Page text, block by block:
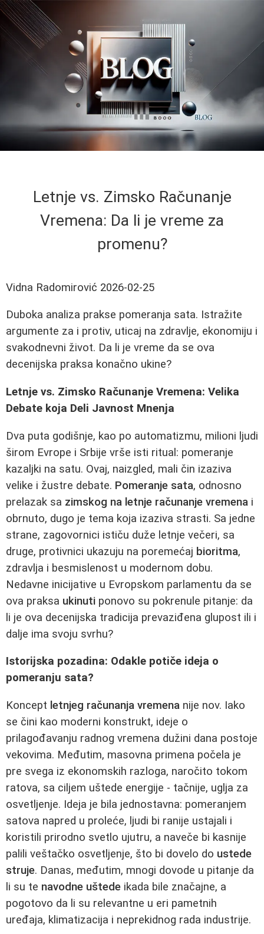
Letnje vs. Zimsko Računanje
Vremena: Da li je vreme za
promenu?
Vidna Radomirović 2026-02-25
Duboka analiza prakse pomeranja sata. Istražite
argumente za i protiv, uticaj na zdravlje, ekonomiju i
svakodnevni život. Da li je vreme da se ova
decenijska praksa konačno ukine?
Letnje vs. Zimsko Računanje Vremena: Velika
Debate koja Deli Javnost Mnenja
Dva puta godišnje, kao po automatizmu, milioni ljudi
širom Evrope i Srbije vrše isti ritual: pomeranje
kazaljki na satu. Ovaj, naizgled, mali čin izaziva
velike i žustre debate. Pomeranje sata, odnosno
prelazak sa zimskog na letnje računanje vremena i
obrnuto, dugo je tema koja izaziva strasti. Sa jedne
strane, zagovornici ističu duže letnje večeri, sa
druge, protivnici ukazuju na poremećaj bioritma,
zdravlja i besmislenost u modernom dobu.
Nedavne inicijative u Evropskom parlamentu da se
ova praksa ukinuti ponovo su pokrenule pitanje: da
li je ova decenijska tradicija prevaziđena glupost ili i
dalje ima svoju svrhu?
Istorijska pozadina: Odakle potiče ideja o
pomeranju sata?
Koncept letnjeg računanja vremena nije nov. Iako
se čini kao moderni konstrukt, ideje o
prilagođavanju radnog vremena dužini dana postoje
vekovima. Međutim, masovna primena počela je
pre svega iz ekonomskih razloga, naročito tokom
ratova, sa ciljem uštede energije - tačnije, uglja za
osvetljenje. Ideja je bila jednostavna: pomeranjem
satova napred u proleće, ljudi bi ranije ustajali i
koristili prirodno svetlo ujutru, a naveče bi kasnije
palili veštačko osvetljenje, što bi dovelo do ustede
struje. Danas, međutim, mnogi dovode u pitanje da
li su te navodne uštede ikada bile značajne, a
pogotovo da li su relevantne u eri pametnih
uređaja, klimatizacija i neprekidnog rada industrije.